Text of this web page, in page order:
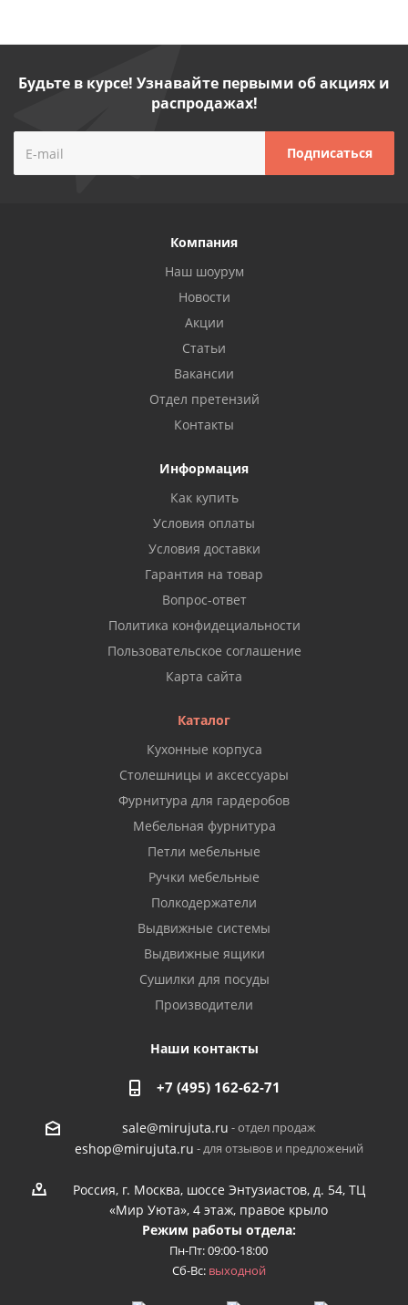
Будьте в курсе! Узнавайте первыми об акциях и
распродажах!
Компания
Наш шоурум
Новости
Акции
Статьи
Вакансии
Отдел претензий
Контакты
Информация
Как купить
Условия оплаты
Условия доставки
Гарантия на товар
Вопрос-ответ
Политика конфидециальности
Пользовательское соглашение
Карта сайта
Каталог
Кухонные корпуса
Столешницы и аксессуары
Фурнитура для гардеробов
Мебельная фурнитура
Петли мебельные
Ручки мебельные
Полкодержатели
Выдвижные системы
Выдвижные ящики
Сушилки для посуды
Производители
Наши контакты
+7 (495) 162-62-71
sale@mirujuta.ru - отдел продаж
eshop@mirujuta.ru - для отзывов и предложений
Россия, г. Москва, шоссе Энтузиастов, д. 54, ТЦ
«Мир Уюта», 4 этаж, правое крыло
Режим работы отдела:
Пн-Пт: 09:00-18:00
Сб-Вс: выходной